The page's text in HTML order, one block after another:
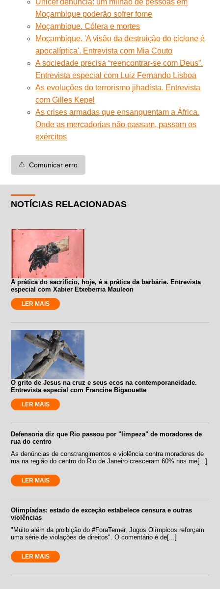
Unicef denuncia: um milhão de pessoas em
Moçambique poderão sofrer fome
Moçambique. Cólera e mortes
Moçambique. 'A visão da destruição do ciclone é
apocalíptica'. Entrevista com Mia Couto
A sociedade precisa “reencontrar-se com Deus”.
Entrevista especial com Luiz Fernando Lisboa
As evoluções do terrorismo jihadista. Entrevista
com Gilles Kepel
As crises armadas que ensanguentam a África.
Onde as mercadorias não passam, passam os
exércitos
⚠️ Comunicar erro
NOTÍCIAS RELACIONADAS
A prática do sacrifício, hoje, é a prática da barbárie. Entrevista
especial com Xabier Etxeberria Mauleon
LER MAIS
O grito de Jesus na cruz e seus ecos na contemporaneidade.
Entrevista especial com Francine Bigaouette
LER MAIS
Defensoria diz que Rio passou por "limpeza" de moradores de
rua do centro
As denúncias de constrangimentos e violência contra moradores de
rua na região do centro do Rio de Janeiro cresceram 60% nos me[...]
LER MAIS
Olimpíadas: estado de exceção estabelece censura e outras
violências
"Muito além da proibição do #ForaTemer, Jogos Olímpicos reforçam
uma série de violações de direitos". O comentário é de[...]
LER MAIS